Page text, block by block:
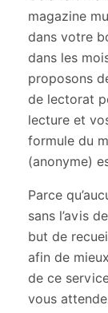
magazine
dans votre
dans les
proposons
de lectorat
lecture et
formule du
(anonyme)
Parce
sans l’avis
but de
afin de
de ce
vous